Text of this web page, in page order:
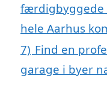
færdigbyggede
hele Aarhus
7) Find en
garage i byer